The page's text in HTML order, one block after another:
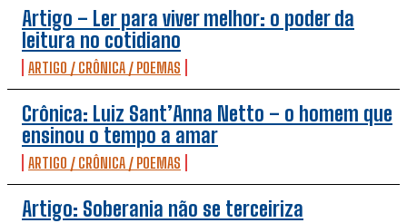
Artigo – Ler para viver melhor: o poder da
leitura no cotidiano
ARTIGO / CRÔNICA / POEMAS
Crônica: Luiz Sant’Anna Netto – o homem que
ensinou o tempo a amar
ARTIGO / CRÔNICA / POEMAS
Artigo: Soberania não se terceiriza